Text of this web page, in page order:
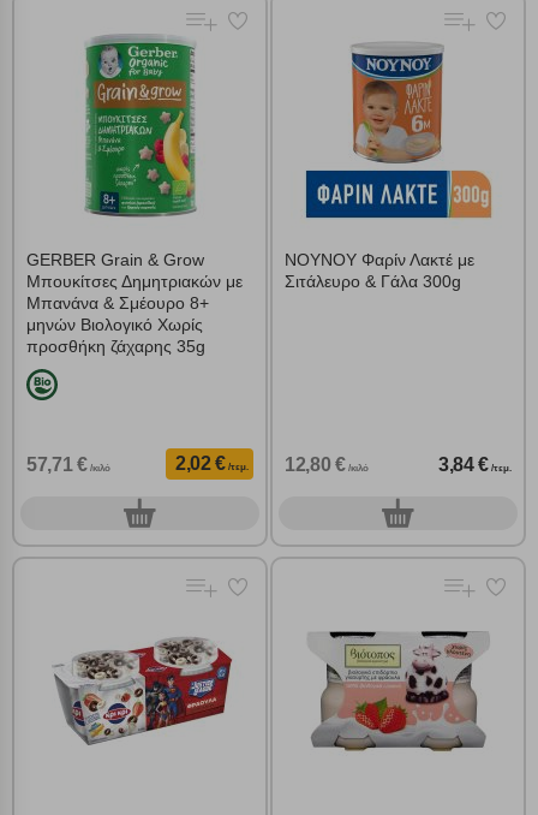
GERBER Grain & Grow
Μπουκίτσες Δημητριακών με
Μπανάνα & Σμέουρο 8+
μηνών Βιολογικό Χωρίς
προσθήκη ζάχαρης 35g
57,71 € /κιλό 2,02 € /τεμ.
0τεμ.
ΝΟΥΝΟΥ Φαρίν Λακτέ με
Σιτάλευρο & Γάλα 300g
12,80 € /κιλό 3,84 € /τεμ.
0τεμ.